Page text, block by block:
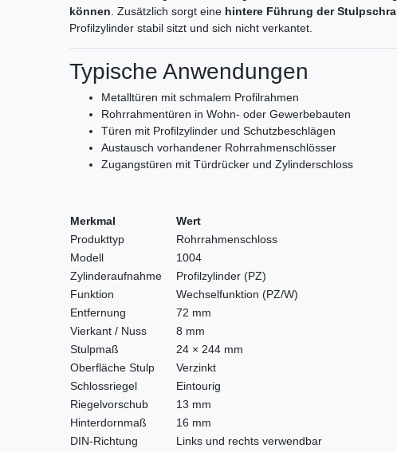
können . Zusätzlich sorgt eine hintere Führung der
Profilzylinder stabil sitzt und sich nicht verkantet.
Typische Anwendungen
Metalltüren mit schmalem Profilrahmen
Rohrrahmentüren in Wohn- oder Gewerbebauten
Türen mit Profilzylinder und Schutzbeschlägen
Austausch vorhandener Rohrrahmenschlösser
Zugangstüren mit Türdrücker und Zylinderschloss
Merkmal
Wert
Produkttyp
Rohrrahmenschloss
Modell
1004
Zylinderaufnahme
Profilzylinder (PZ)
Funktion
Wechselfunktion (PZ/W)
Entfernung
72 mm
Vierkant / Nuss
8 mm
Stulpmaß
24 × 244 mm
Oberfläche Stulp
Verzinkt
Schlossriegel
Eintourig
Riegelvorschub
13 mm
Hinterdornmaß
16 mm
DIN-Richtung
Links und rechts verwendbar